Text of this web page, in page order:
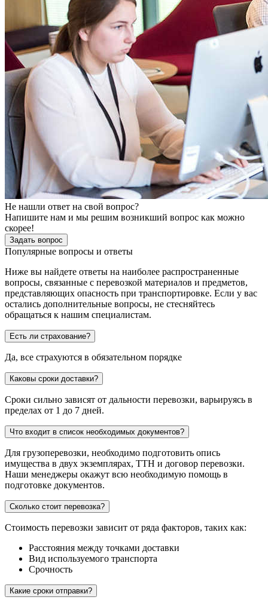
Не нашли ответ на свой вопрос?
Напишите нам и мы решим возникший вопрос как можно
скорее!
Задать вопрос
Популярные вопросы и ответы
Ниже вы найдете ответы на наиболее распространенные
вопросы, связанные с перевозкой материалов и предметов,
представляющих опасность при транспортировке. Если у вас
остались дополнительные вопросы, не стесняйтесь
обращаться к нашим специалистам.
Есть ли страхование?
Да, все страхуются в обязательном порядке
Каковы сроки доставки?
Сроки сильно зависят от дальности перевозки, варьируясь в
пределах от 1 до 7 дней.
Что входит в список необходимых документов?
Для грузоперевозки, необходимо подготовить опись
имущества в двух экземплярах, ТТН и договор перевозки.
Наши менеджеры окажут всю необходимую помощь в
подготовке документов.
Сколько стоит перевозка?
Стоимость перевозки зависит от ряда факторов, таких как:
Расстояния между точками доставки
Вид используемого транспорта
Срочность
Какие сроки отправки?